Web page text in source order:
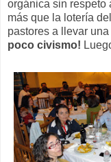
orgánica sin respeto
más que la lotería
pastores a llevar
poco civismo!